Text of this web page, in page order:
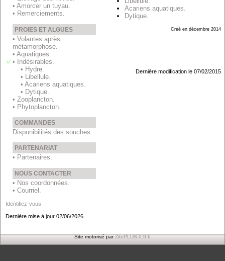
• Amorcer un tuyau.
• Remerciements.
PROIES ET ALGUES
• Volantes après
métamorphose.
• Aquatiques.
• Indésirables.
• Hydre.
• Libellule.
• Acariens aquatiques.
• Dytique.
• Zooplancton.
• Phytoplancton.
COMMANDES
Disponibilités des souches
PARTENARIAT
• Partenaires.
NOUS CONTACTER
• Nos coordonnées.
• Courriel.
Identifiez-vous
Dernière mise à jour 02/06/2026
Acariens aquatiques.
Dytique.
Créé en décembre 2014
Dernière modification le 07/02/2015
Site motorisé parZitePLUS 0.9.6